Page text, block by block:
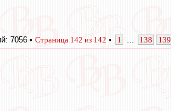
7056 • Страница 142 из 142 • 1 138 139